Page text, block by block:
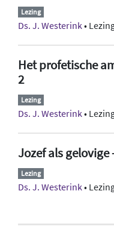
Lezing
Ds. J. Westerink•
Het profetische
2
Lezing
Ds. J. Westerink•
Jozef als gelovige
Lezing
Ds. J. Westerink•